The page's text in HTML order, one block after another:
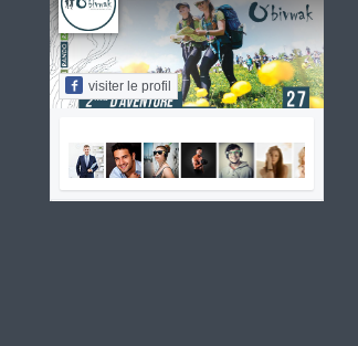
visiter le profil